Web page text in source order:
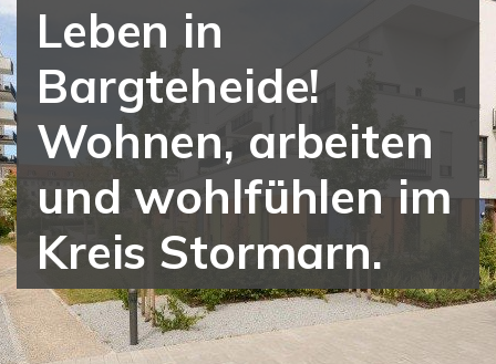
Leben in
Bargteheide!
Wohnen, arbeiten
und wohlfühlen im
Kreis Stormarn.